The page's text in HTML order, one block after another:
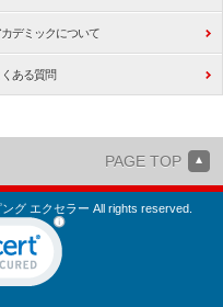
カデミックについて
くある質問
PAGE TOP
グ エクセラー All rights reserved.